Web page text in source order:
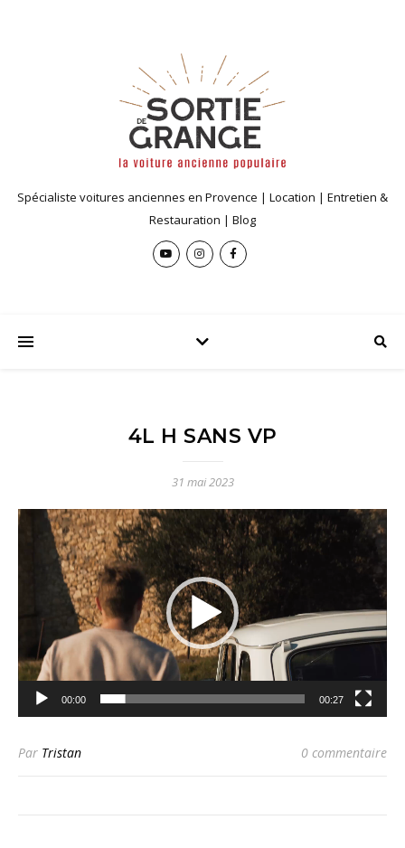
Spécialiste voitures anciennes en Provence | Location | Entretien &
Restauration | Blog
4L H SANS VP
31 mai 2023
Lecteur
00:00 00:27
Par Tristan 0 commentaire